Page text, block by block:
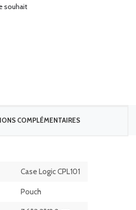
souhait
COMPLÉMENTAIRES
Case Logic CPL101
Pouch